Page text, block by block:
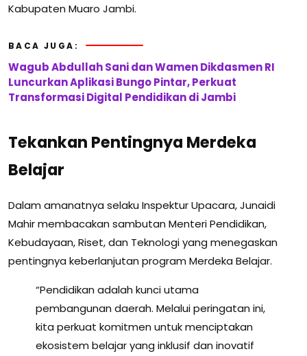
Kabupaten Muaro Jambi.
BACA JUGA:
Wagub Abdullah Sani dan Wamen Dikdasmen RI
Luncurkan Aplikasi Bungo Pintar, Perkuat
Transformasi Digital Pendidikan di Jambi
Tekankan Pentingnya Merdeka
Belajar
Dalam amanatnya selaku Inspektur Upacara, Junaidi
Mahir membacakan sambutan Menteri Pendidikan,
Kebudayaan, Riset, dan Teknologi yang menegaskan
pentingnya keberlanjutan program Merdeka Belajar.
“Pendidikan adalah kunci utama
pembangunan daerah. Melalui peringatan ini,
kita perkuat komitmen untuk menciptakan
ekosistem belajar yang inklusif dan inovatif